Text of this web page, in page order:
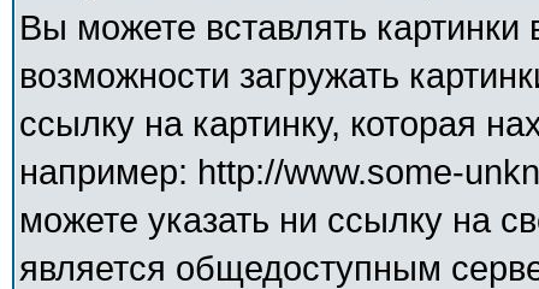
Вы можете вставлять
возможности загружать
ссылку на картинку, которая
например: http://www.some-
можете указать ни ссылку на
является общедоступным